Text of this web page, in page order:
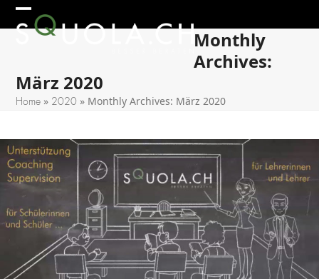
Skip
to Open
Close
Monthly
Archives:
März 2020
Home » 2020 » Monthly Archives: März 2020